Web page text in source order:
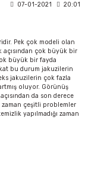
07-01-2021 20:01
Pek çok modeli olan
çok büyük bir
büyük bir fayda
bu durum jakuzilerin
jakuzilerin çok fazla
oluyor. Görünüş
da son derece
çeşitli problemler
yapılmadığı zaman